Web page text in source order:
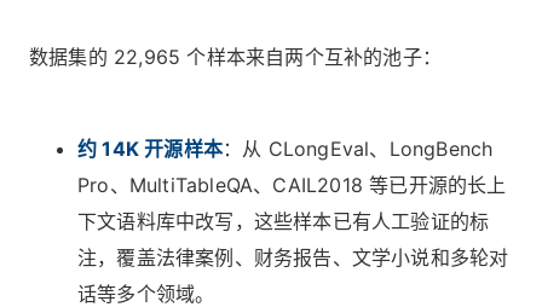
数据集的 22,965 个样本来自两个互补的池子：
约 14K 开源样本：从 CLongEval、LongBench
Pro、MultiTableQA、CAIL2018 等已开源的长上
下文语料库中改写，这些样本已有人工验证的标
注，覆盖法律案例、财务报告、文学小说和多轮对
话等多个领域。